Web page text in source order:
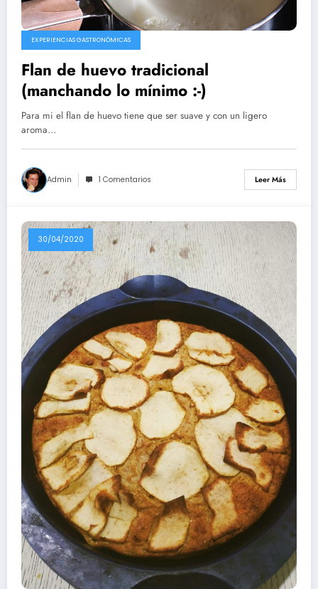
EXPERIENCIAS GASTRONÓMICAS
Flan de huevo tradicional
(manchando lo mínimo :-)
Para mi el flan de huevo tiene que ser suave y con un ligero
aroma…
Admin 1 Comentarios Leer Más
30/04/2020